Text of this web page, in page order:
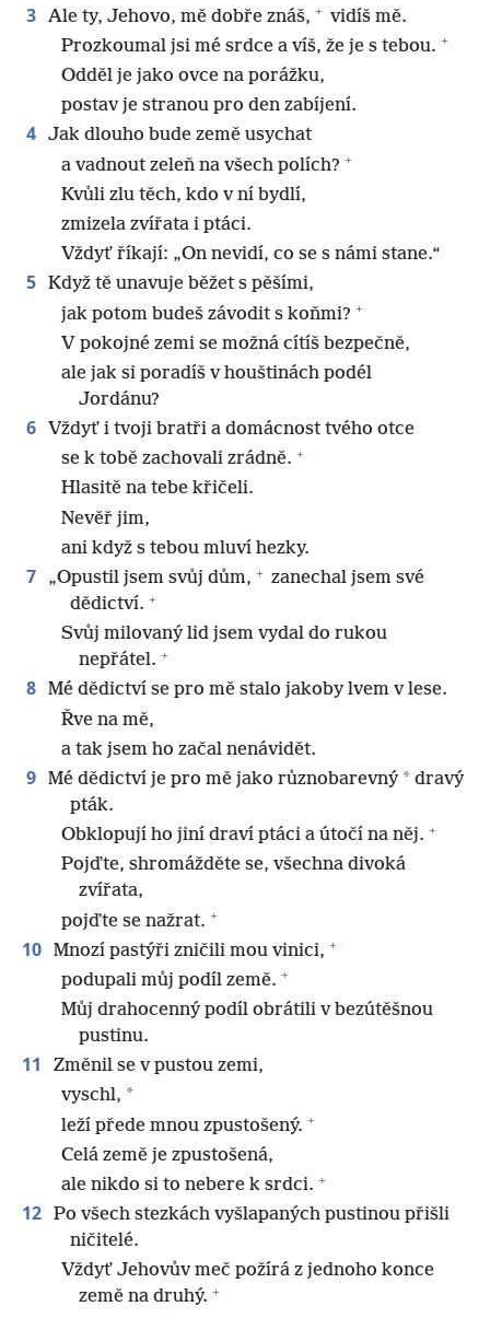
3 Ale ty, Jehovo, mě dobře znáš, + vidíš mě.
Prozkoumal jsi mé srdce a víš, že je s tebou. +
Odděl je jako ovce na porážku,
postav je stranou pro den zabíjení.
4 Jak dlouho bude země usychat
a vadnout zeleň na všech polích? +
Kvůli zlu těch, kdo v ní bydlí,
zmizela zvířata i ptáci.
Vždyť říkají: „On nevidí, co se s námi stane.“
5 Když tě unavuje běžet s pěšími,
jak potom budeš závodit s koňmi? +
V pokojné zemi se možná cítíš bezpečně,
ale jak si poradíš v houštinách podél
Jordánu?
6 Vždyť i tvoji bratři a domácnost tvého otce
se k tobě zachovali zrádně. +
Hlasitě na tebe křičeli.
Nevěř jim,
ani když s tebou mluví hezky.
7 „Opustil jsem svůj dům, + zanechal jsem své
dědictví. +
Svůj milovaný lid jsem vydal do rukou
nepřátel. +
8 Mé dědictví se pro mě stalo jakoby lvem v lese.
Řve na mě,
a tak jsem ho začal nenávidět.
9 Mé dědictví je pro mě jako různobarevný * dravý
pták.
Obklopují ho jiní draví ptáci a útočí na něj. +
Pojďte, shromážděte se, všechna divoká
zvířata,
pojďte se nažrat. +
10 Mnozí pastýři zničili mou vinici, +
podupali můj podíl země. +
Můj drahocenný podíl obrátili v bezútěšnou
pustinu.
11
Změnil se v pustou zemi,
vyschl, *
leží přede mnou zpustošený. +
Celá země je zpustošená,
ale nikdo si to nebere k srdci. +
12 Po všech stezkách vyšlapaných pustinou přišli
ničitelé.
Vždyť Jehovův meč požírá z jednoho konce
země na druhý. +